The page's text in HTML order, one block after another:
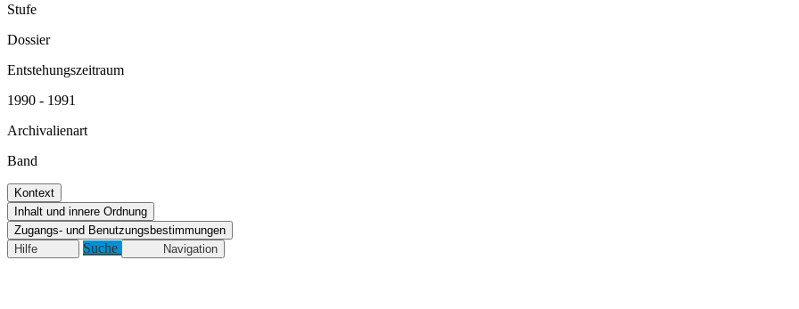
Stufe
Dossier
Entstehungszeitraum
1990 - 1991
Archivalienart
Band
Kontext
Inhalt und innere Ordnung
Zugangs- und Benutzungsbestimmungen
Hilfe
Suche Navigation